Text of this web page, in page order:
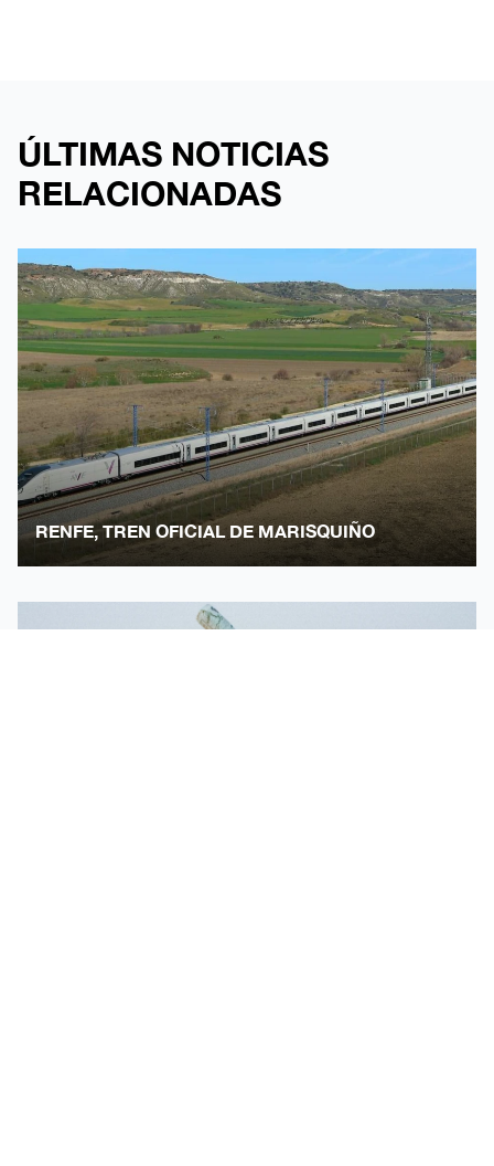
ÚLTIMAS NOTICIAS
RELACIONADAS
RENFE, TREN OFICIAL DE MARISQUIÑO